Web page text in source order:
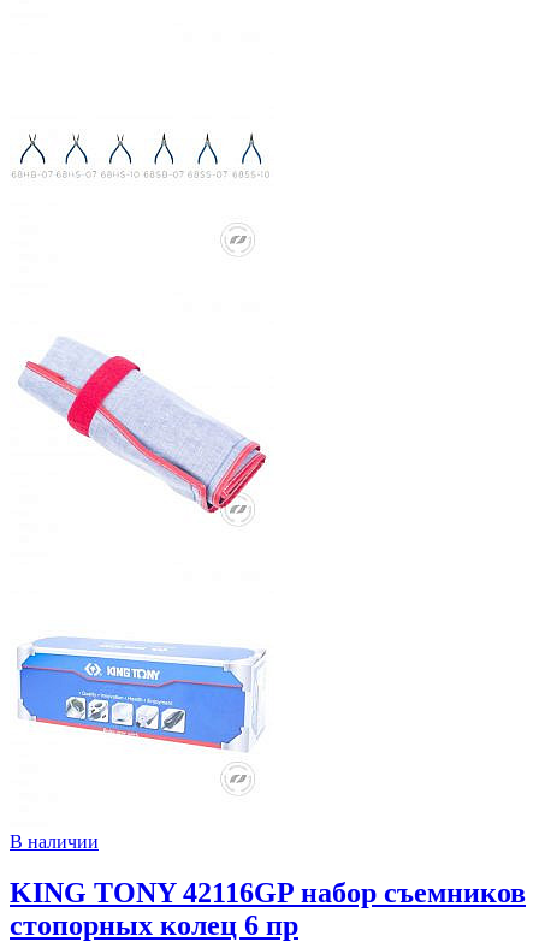
В наличии
KING TONY 42116GP набор съемников
стопорных колец 6 пр